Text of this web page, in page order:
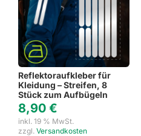
Reflektoraufkleber für
Kleidung – Streifen, 8
Stück zum Aufbügeln
8,90 €
inkl. 19 % MwSt.
zzgl. Versandkosten